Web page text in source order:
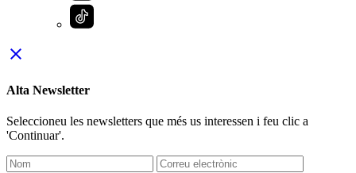
close
Alta Newsletter
Seleccioneu les newsletters que més us interessen i feu clic a
'Continuar'.